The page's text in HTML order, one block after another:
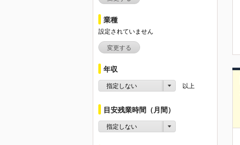
業種
設定されていません
変更する
年収
指定しない 以上
目安残業時間（月間）
指定しない